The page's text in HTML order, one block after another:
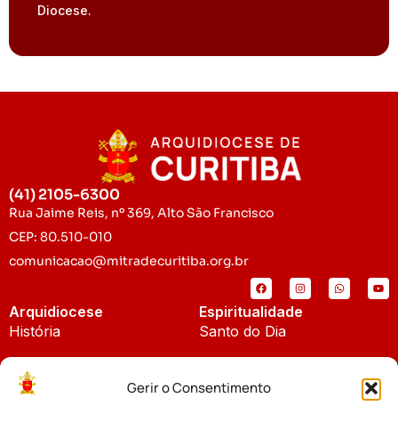
Gerir o Consentimento
Diocese.
(41) 2105-6300
Rua Jaime Reis, nº 369, Alto São Francisco
CEP: 80.510-010
comunicacao@mitradecuritiba.org.br
Arquidiocese
História
Padroeira
Espiritualidade
Santo do Dia